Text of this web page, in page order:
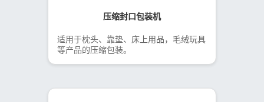
压缩封口包装机
适用于枕头、靠垫、床上用品，毛绒玩具
等产品的压缩包装。